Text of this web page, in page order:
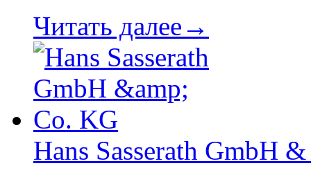
Читать далее→
Hans Sasserath GmbH